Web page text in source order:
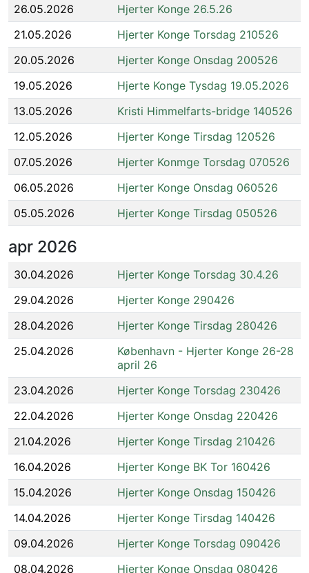
26.05.2026
Hjerter Konge 26.5.26
21.05.2026
Hjerter Konge Torsdag 210526
20.05.2026
Hjerter Konge Onsdag 200526
19.05.2026
Hjerte Konge Tysdag 19.05.2026
13.05.2026
Kristi Himmelfarts-bridge 140526
12.05.2026
Hjerter Konge Tirsdag 120526
07.05.2026
Hjerter Konmge Torsdag 070526
06.05.2026
Hjerter Konge Onsdag 060526
05.05.2026
Hjerter Konge Tirsdag 050526
apr 2026
30.04.2026
Hjerter Konge Torsdag 30.4.26
29.04.2026
Hjerter Konge 290426
28.04.2026
Hjerter Konge Tirsdag 280426
25.04.2026
København - Hjerter Konge 26-28
april 26
23.04.2026
Hjerter Konge Torsdag 230426
22.04.2026
Hjerter Konge Onsdag 220426
21.04.2026
Hjerter Konge Tirsdag 210426
16.04.2026
Hjerter Konge BK Tor 160426
15.04.2026
Hjerter Konge Onsdag 150426
14.04.2026
Hjerter Konge Tirsdag 140426
09.04.2026
Hjerter Konge Torsdag 090426
08.04.2026
Hjerter Konge Onsdag 080426